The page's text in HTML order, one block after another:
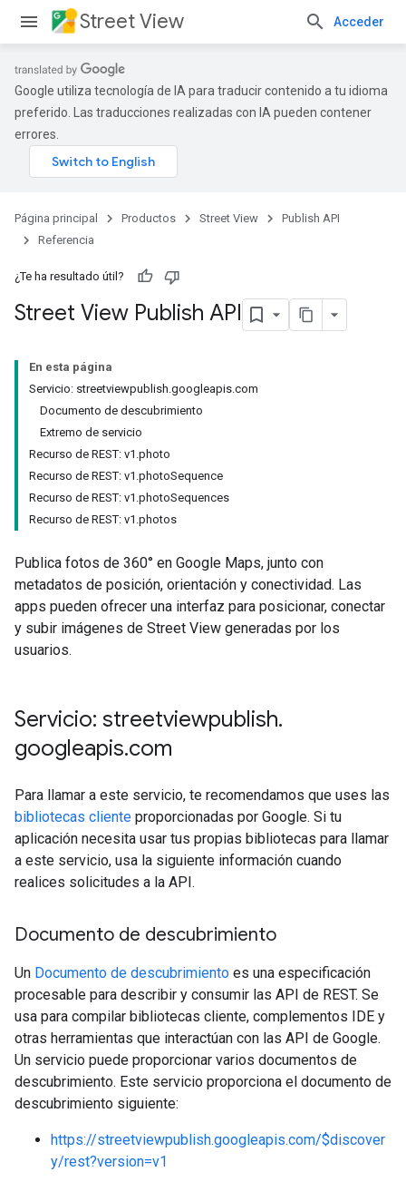
Street View Acceder
Google utiliza tecnología de IA para traducir contenido a tu idioma
preferido. Las traducciones realizadas con IA pueden contener
errores.
Página principal Productos Street View
Publish API
Referencia
¿Te ha resultado útil?
Street View Publish API
En esta página
Servicio: streetviewpublish.googleapis.com
Documento de descubrimiento
Extremo de servicio
Recurso de REST: v1.photo
Recurso de REST: v1.photoSequence
Recurso de REST: v1.photoSequences
Recurso de REST: v1.photos
Publica fotos de 360° en Google Maps, junto con
metadatos de posición, orientación y conectividad. Las
apps pueden ofrecer una interfaz para posicionar, conectar
y subir imágenes de Street View generadas por los
usuarios.
Servicio: streetviewpublish.
googleapis.com
Para llamar a este servicio, te recomendamos que uses las
bibliotecas cliente proporcionadas por Google. Si tu
aplicación necesita usar tus propias bibliotecas para llamar
a este servicio, usa la siguiente información cuando
realices solicitudes a la API.
Documento de descubrimiento
Un Documento de descubrimiento es una especificación
procesable para describir y consumir las API de REST. Se
usa para compilar bibliotecas cliente, complementos IDE y
otras herramientas que interactúan con las API de Google.
Un servicio puede proporcionar varios documentos de
descubrimiento. Este servicio proporciona el documento de
descubrimiento siguiente:
https://streetviewpublish.googleapis.com/$discover
y/rest?version=v1